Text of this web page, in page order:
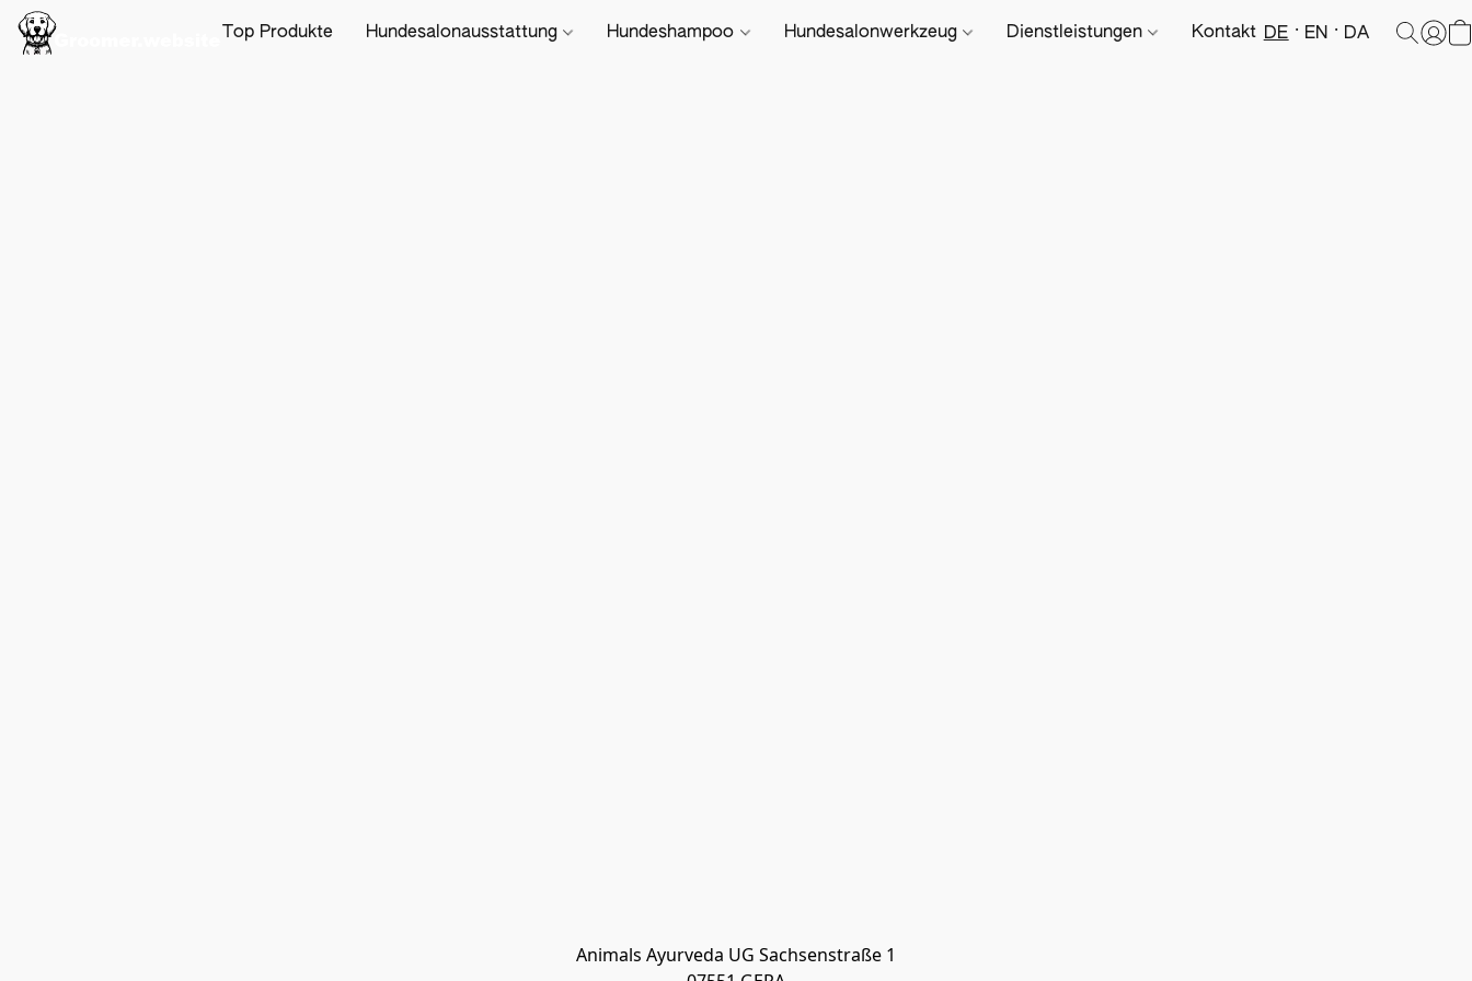
Top Produkte Hundesalonausstattung Hundeshampoo Hundesalonwerkzeug Dienstleistungen Kontakt DE EN DA
Animals Ayurveda UG Sachsenstraße 1